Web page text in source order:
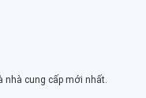
nhà cung cấp mới nhất.